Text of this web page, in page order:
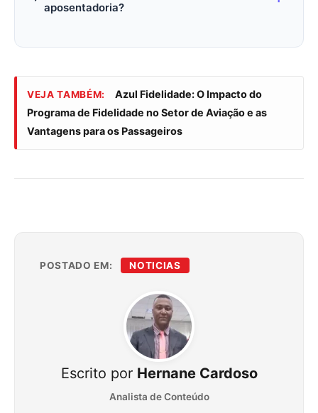
aposentadoria?
VEJA TAMBÉM:
Azul Fidelidade: O Impacto do
Programa de Fidelidade no Setor de Aviação e as
Vantagens para os Passageiros
POSTADO EM: NOTICIAS
Escrito por Hernane Cardoso
Analista de Conteúdo